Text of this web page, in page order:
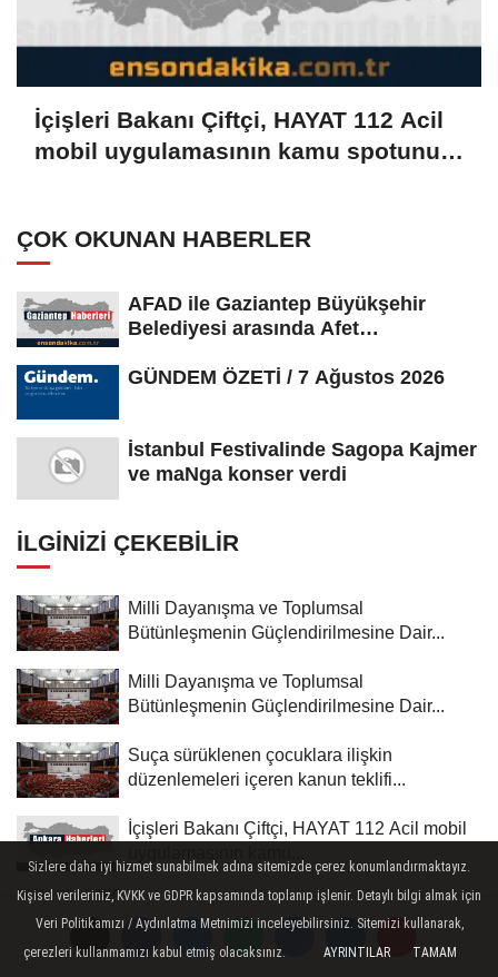
İçişleri Bakanı Çiftçi, HAYAT 112 Acil
mobil uygulamasının kamu spotunu
ÇOK OKUNAN HABERLER
AFAD ile Gaziantep Büyükşehir
Belediyesi arasında Afet
GÜNDEM ÖZETİ / 7 Ağustos 2026
İstanbul Festivalinde Sagopa Kajmer
ve maNga konser verdi
İLGINIZI ÇEKEBILIR
Milli Dayanışma ve Toplumsal
Bütünleşmenin Güçlendirilmesine Dair...
Milli Dayanışma ve Toplumsal
Bütünleşmenin Güçlendirilmesine Dair...
Suça sürüklenen çocuklara ilişkin
düzenlemeleri içeren kanun teklifi...
İçişleri Bakanı Çiftçi, HAYAT 112 Acil mobil
Milli Dayanışma ve Toplumsal
Bütünleşmenin Güçlendirilmesine Dair...
Sizlere daha iyi hizmet sunabilmek adına sitemizde çerez konumlandırmaktayız.
Kişisel verileriniz, KVKK ve GDPR kapsamında toplanıp işlenir. Detaylı bilgi almak için
Veri Politikamızı / Aydınlatma Metnimizi inceleyebilirsiniz. Sitemizi kullanarak,
çerezleri kullanmamızı kabul etmiş olacaksınız.
AYRINTILAR TAMAM